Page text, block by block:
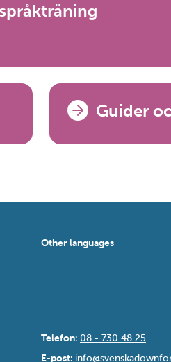
Guider
Other languages
Telefon: 08 - 730 48 25
E-post: